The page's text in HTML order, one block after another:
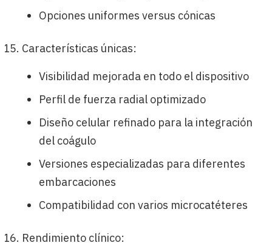
Opciones uniformes versus cónicas
Características únicas:
Visibilidad mejorada en todo el dispositivo
Perfil de fuerza radial optimizado
Diseño celular refinado para la integración
del coágulo
Versiones especializadas para diferentes
embarcaciones
Compatibilidad con varios microcatéteres
Rendimiento clínico: